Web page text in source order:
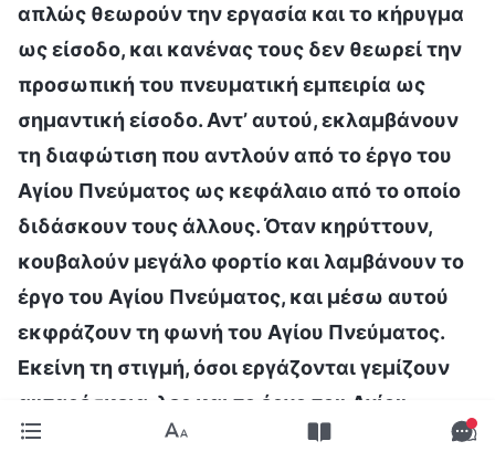
απλώς θεωρούν την εργασία και το κήρυγμα
ως είσοδο, και κανένας τους δεν θεωρεί την
προσωπική του πνευματική εμπειρία ως
σημαντική είσοδο. Αντ’ αυτού, εκλαμβάνουν
τη διαφώτιση που αντλούν από το έργο του
Αγίου Πνεύματος ως κεφάλαιο από το οποίο
διδάσκουν τους άλλους. Όταν κηρύττουν,
κουβαλούν μεγάλο φορτίο και λαμβάνουν το
έργο του Αγίου Πνεύματος, και μέσω αυτού
εκφράζουν τη φωνή του Αγίου Πνεύματος.
Εκείνη τη στιγμή, όσοι εργάζονται γεμίζουν
αυταρέσκεια, λες και το έργο του Αγίου
Πνεύματος έχει γίνει η προσωπική τους